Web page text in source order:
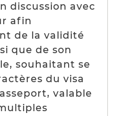
discussion avec
afin
de la validité
que de son
souhaitant se
du visa
valable